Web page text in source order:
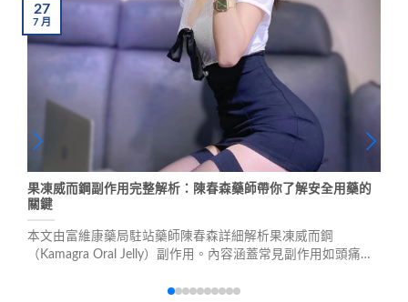
果凍威而鋼副作用完整解析：陳春森藥師帶你了解安全用藥的
關鍵
本文由富維康藥局駐站藥師陳春森詳細解析果凍威而鋼
（Kamagra Oral Jelly）副作用。內容涵蓋常見副作用如頭痛、
壓等需立即就醫的危險症狀。同時提供从半包劑量開始、避免
27
7月